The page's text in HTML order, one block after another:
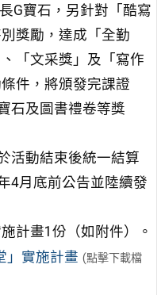
G寶石，另針對「酷寫
獎勵，達成「全勤
「文采獎」及「寫作
件，將頒發完課證
石及圖書禮卷等獎
活動結束後統一結算
4月底前公告並陸續發
計畫1份（如附件）。
」實施計畫 (點擊下載檔